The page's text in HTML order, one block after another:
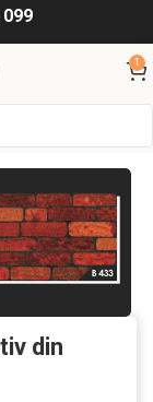
1
3d din polistiren
din